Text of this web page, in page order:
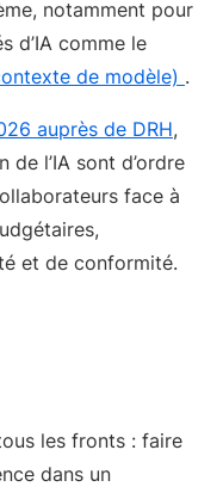
notamment pour
d’IA comme le
de modèle) .
auprès de DRH,
de l’IA sont d’ordre
face à
et de conformité.
les fronts : faire
dans un